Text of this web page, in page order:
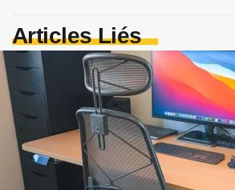
Articles Liés